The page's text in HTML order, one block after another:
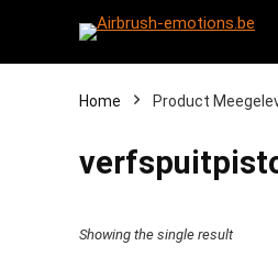
Home Product
Showing the single result